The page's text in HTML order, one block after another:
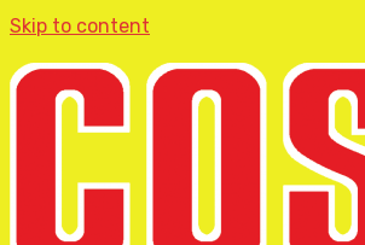
Skip to content